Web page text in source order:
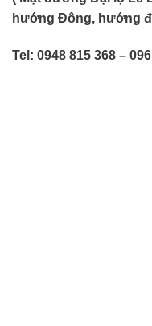
hướng Đông, hướng
Tel: 0948 815 368 –